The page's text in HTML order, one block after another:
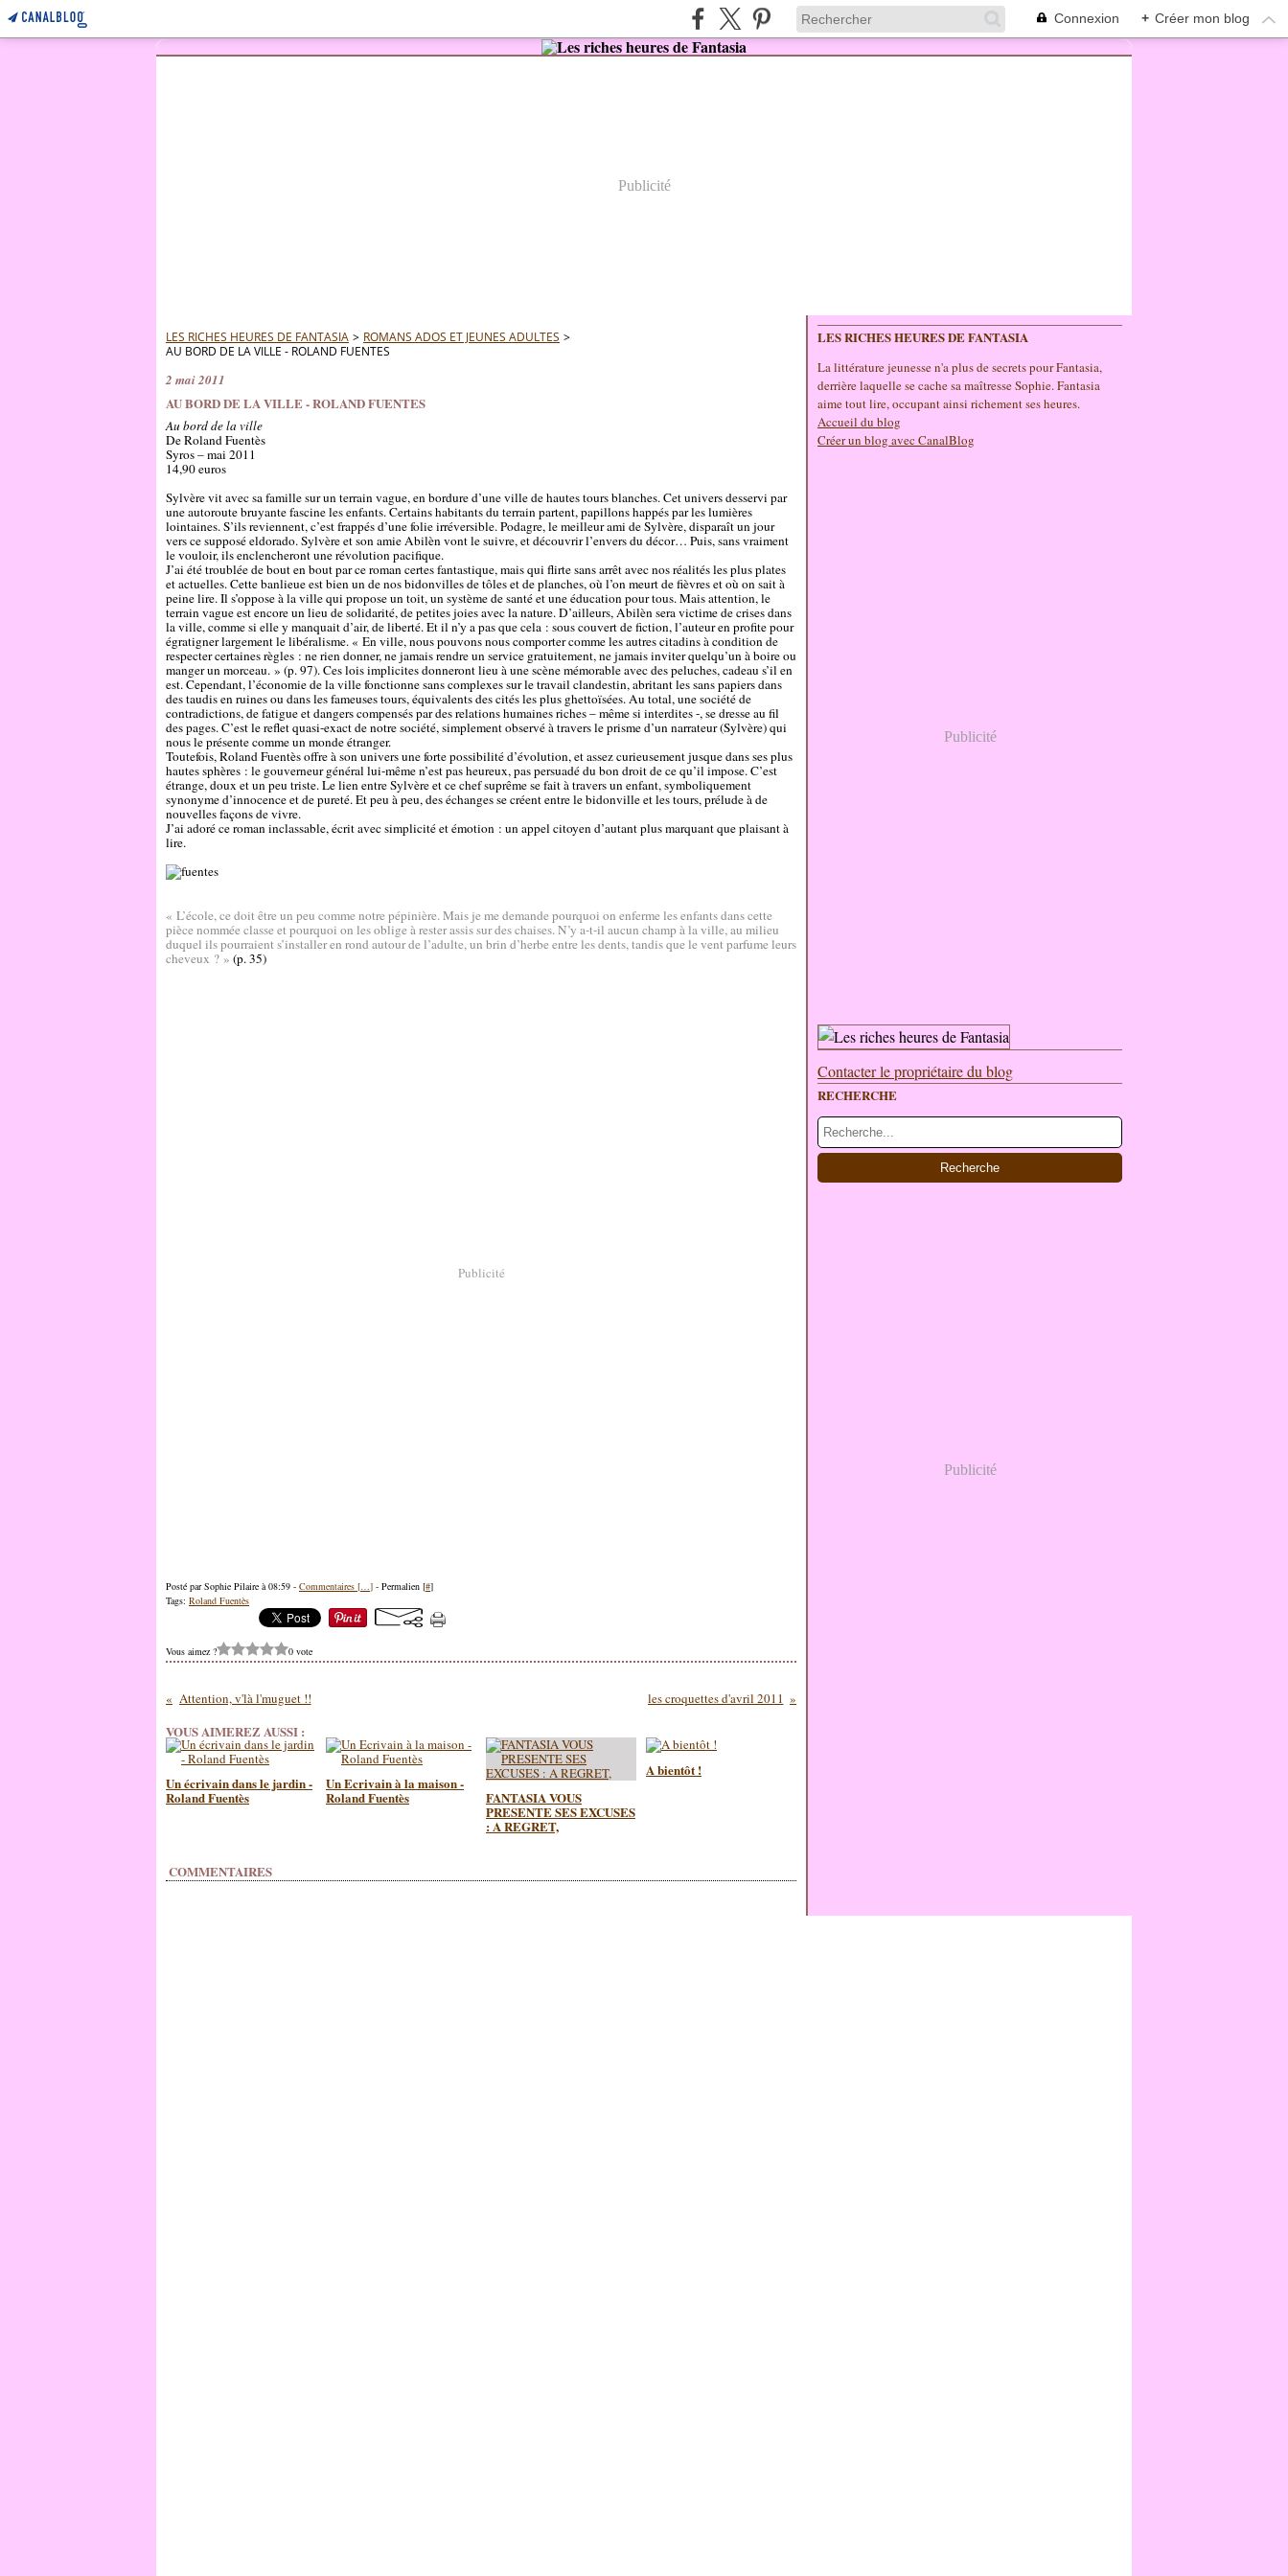
Connexion + Créer mon blog
Publicité
LES RICHES HEURES DE FANTASIA > ROMANS ADOS ET JEUNES ADULTES >
AU BORD DE LA VILLE - ROLAND FUENTES
2 mai 2011
AU BORD DE LA VILLE - ROLAND FUENTES
Au bord de la ville
De Roland Fuentès
Syros – mai 2011
14,90 euros
Sylvère vit avec sa famille sur un terrain vague, en bordure d’une ville de hautes tours blanches. Cet univers desservi par
une autoroute bruyante fascine les enfants. Certains habitants du terrain partent, papillons happés par les lumières
lointaines. S’ils reviennent, c’est frappés d’une folie irréversible. Podagre, le meilleur ami de Sylvère, disparaît un jour
vers ce supposé eldorado. Sylvère et son amie Abilèn vont le suivre, et découvrir l’envers du décor… Puis, sans vraiment
le vouloir, ils enclencheront une révolution pacifique.
J’ai été troublée de bout en bout par ce roman certes fantastique, mais qui flirte sans arrêt avec nos réalités les plus plates
et actuelles. Cette banlieue est bien un de nos bidonvilles de tôles et de planches, où l’on meurt de fièvres et où on sait à
peine lire. Il s’oppose à la ville qui propose un toit, un système de santé et une éducation pour tous. Mais attention, le
terrain vague est encore un lieu de solidarité, de petites joies avec la nature. D’ailleurs, Abilèn sera victime de crises dans
la ville, comme si elle y manquait d’air, de liberté. Et il n’y a pas que cela : sous couvert de fiction, l’auteur en profite pour
égratigner largement le libéralisme. « En ville, nous pouvons nous comporter comme les autres citadins à condition de
respecter certaines règles : ne rien donner, ne jamais rendre un service gratuitement, ne jamais inviter quelqu’un à boire ou
manger un morceau. » (p. 97). Ces lois implicites donneront lieu à une scène mémorable avec des peluches, cadeau s’il en
est. Cependant, l’économie de la ville fonctionne sans complexes sur le travail clandestin, abritant les sans papiers dans
des taudis en ruines ou dans les fameuses tours, équivalents des cités les plus ghettoïsées. Au total, une société de
contradictions, de fatigue et dangers compensés par des relations humaines riches – même si interdites -, se dresse au fil
des pages. C’est le reflet quasi-exact de notre société, simplement observé à travers le prisme d’un narrateur (Sylvère) qui
nous le présente comme un monde étranger.
Toutefois, Roland Fuentès offre à son univers une forte possibilité d’évolution, et assez curieusement jusque dans ses plus
hautes sphères : le gouverneur général lui-même n’est pas heureux, pas persuadé du bon droit de ce qu’il impose. C’est
étrange, doux et un peu triste. Le lien entre Sylvère et ce chef suprême se fait à travers un enfant, symboliquement
synonyme d’innocence et de pureté. Et peu à peu, des échanges se créent entre le bidonville et les tours, prélude à de
nouvelles façons de vivre.
J’ai adoré ce roman inclassable, écrit avec simplicité et émotion : un appel citoyen d’autant plus marquant que plaisant à
lire.
« L’école, ce doit être un peu comme notre pépinière. Mais je me demande pourquoi on enferme les enfants dans cette
pièce nommée classe et pourquoi on les oblige à rester assis sur des chaises. N’y a-t-il aucun champ à la ville, au milieu
duquel ils pourraient s’installer en rond autour de l’adulte, un brin d’herbe entre les dents, tandis que le vent parfume leurs
cheveux ? » (p. 35)
Publicité
Posté par Sophie Pilaire à 08:59 - Commentaires […] - Permalien [#]
Tags: Roland Fuentès
Vous aimez ? 0 vote
Attention, v'là l'muguet !! les croquettes d'avril 2011
VOUS AIMEREZ AUSSI :
Un écrivain dans le jardin -
Roland Fuentès
Un Ecrivain à la maison -
Roland Fuentès FANTASIA VOUS
PRESENTE SES EXCUSES
: A REGRET,
A bientôt !
COMMENTAIRES
LES RICHES HEURES DE FANTASIA
La littérature jeunesse n'a plus de secrets pour Fantasia,
derrière laquelle se cache sa maîtresse Sophie. Fantasia
aime tout lire, occupant ainsi richement ses heures.
Accueil du blog
Créer un blog avec CanalBlog
Publicité
Contacter le propriétaire du blog
RECHERCHE
Publicité